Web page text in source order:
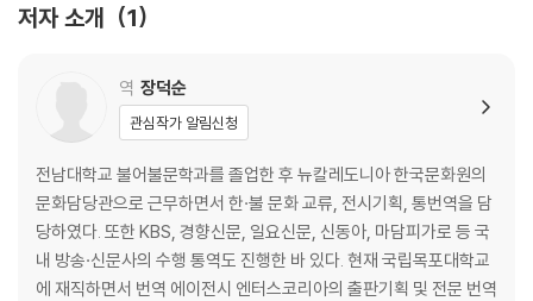
유럽 딱새
연인들
쿠션
전선 위에서
겨울철
노트북 케이스
깃털처럼 가벼운
저자 소개 1
역 장덕순
관심작가 알림신청
전남대학교 불어불문학과를 졸업한 후 뉴칼레도니아 한국문화원의
문화담당관으로 근무하면서 한·불 문화 교류, 전시기획, 통번역을 담
당하였다. 또한 KBS, 경향신문, 일요신문, 신동아, 마담피가로 등 국
내 방송·신문사의 수행 통역도 진행한 바 있다. 현재 국립목포대학교
에 재직하면서 번역 에이전시 엔터스코리아의 출판기획 및 전문 번역